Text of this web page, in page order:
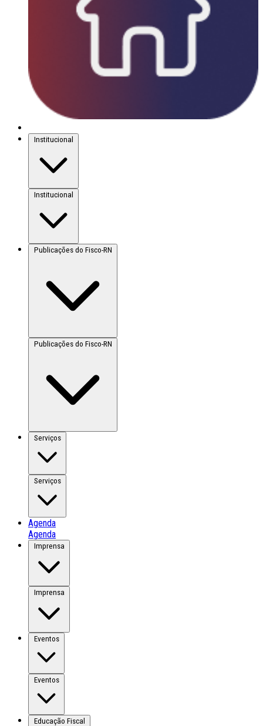
Institucional
Institucional
Publicações do Fisco-RN
Publicações do Fisco-RN
Serviços
Serviços
Agenda
Agenda
Imprensa
Imprensa
Eventos
Eventos
Educação Fiscal